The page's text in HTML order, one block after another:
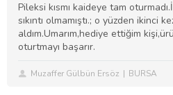
Pileksi kısmı kaideye tam
sıkıntı olmamıştı.; o yüzden ikinci
aldım.Umarım,hediye ettiğim
oturtmayı başarır.
Muzaffer Gülbün Ersöz BURSA